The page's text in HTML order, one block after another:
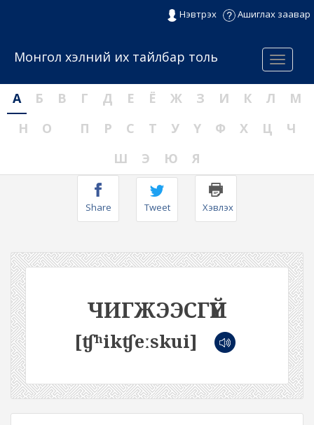
Нэвтрэх Ашиглах заавар
Menu
Монгол хэлний их тайлбар толь
А Б В Г Д Е Ё Ж З И К Л
М
Н
О П Р С Т У Ү Ф Х Ц
Ч
Ш
Э Ю Я
Share Tweet Хэвлэх
ЧИГЖЭЭСГҮЙ
[ʧʰikʧeːskui]